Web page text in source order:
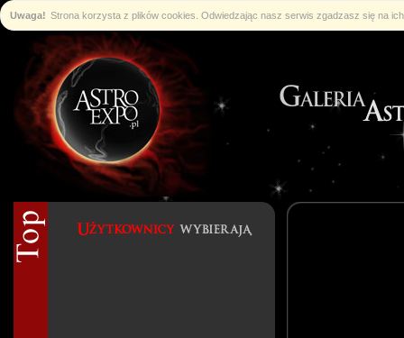
Uwaga! Strona korzysta z plików cookies. Odwiedzając nasz serwis zgadzasz się na